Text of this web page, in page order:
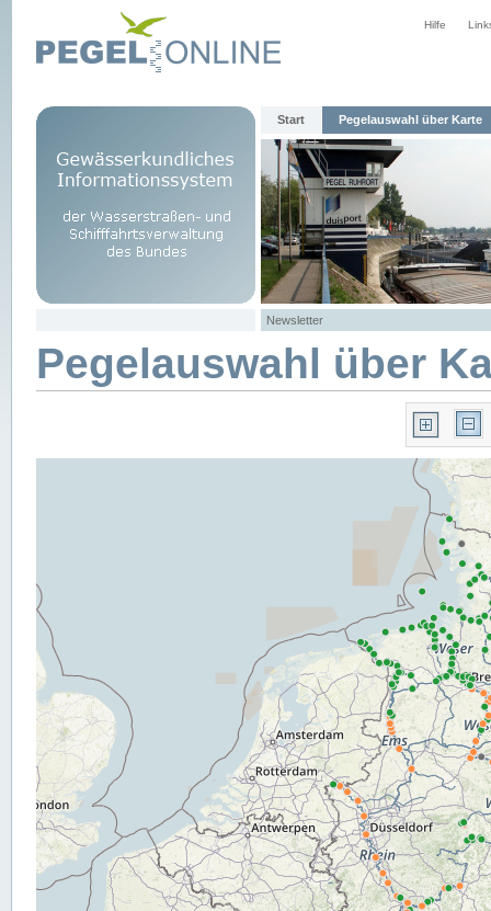
Hilfe
Start Pegelauswahl über Karte
Newsletter
Pegelauswahl über